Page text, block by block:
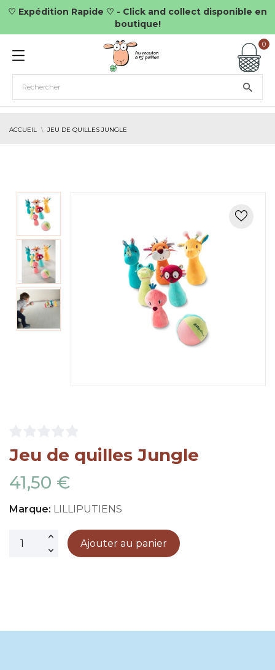
♡ Expédition Rapide ♡ - Click and collect disponible en
boutique!
0
ACCUEIL JEU DE QUILLES JUNGLE
Jeu de quilles Jungle
41,50 €
Marque: LILLIPUTIENS
Ajouter au panier